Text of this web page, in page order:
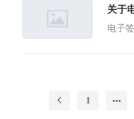
关于
电子
1